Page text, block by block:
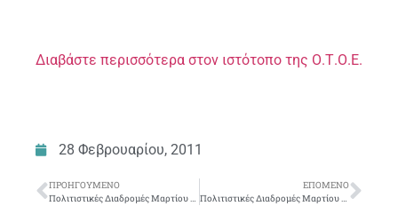
Διαβάστε περισσότερα στον ιστότοπο της Ο.Τ.Ο.Ε.
28 Φεβρουαρίου, 2011
ΠΡΟΗΓΟΎΜΕΝΟ
Πολιτιστικές Διαδρομές Μαρτίου 2011
ΕΠΌΜΕΝΟ
Πολιτιστικές Διαδρομές Μαρτίου 2011